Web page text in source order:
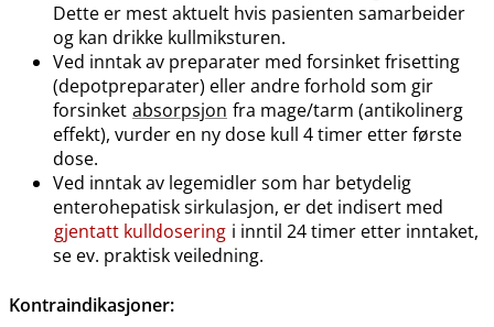
Dette er mest aktuelt hvis pasienten samarbeider
og kan drikke kullmiksturen.
Ved inntak av preparater med forsinket frisetting
(depotpreparater) eller andre forhold som gir
forsinket absorpsjon fra mage​/​tarm (antikolinerg
effekt), vurder en ny dose kull 4 timer etter første
dose.
Ved inntak av legemidler som har betydelig
enterohepatisk sirkulasjon, er det indisert med
gjentatt kulldosering i inntil 24 timer etter inntaket,
se ev. praktisk veiledning.
Kontraindikasjoner: